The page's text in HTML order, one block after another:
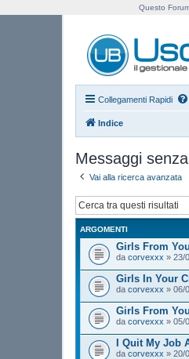
Collegamenti Rapidi
Indice
Messaggi
Vai alla ricerca avanzata
ARGOMENTI
Girls From
da corvexxx » 23/
Girls In Your
da corvexxx » 06/
Girls From
da corvexxx » 05/
I Quit My Job
da corvexxx » 20/
Questo